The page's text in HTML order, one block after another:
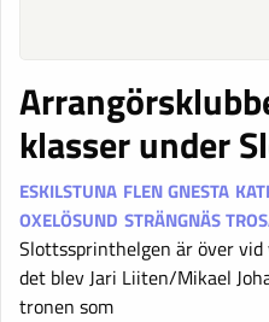
klasser under
ESKILSTUNA FLENGNESTA
OXELÖSUND STRÄNGNÄS
Slottssprinthelgen är över vid
det blev Jari Liiten/Mikael
tronen som